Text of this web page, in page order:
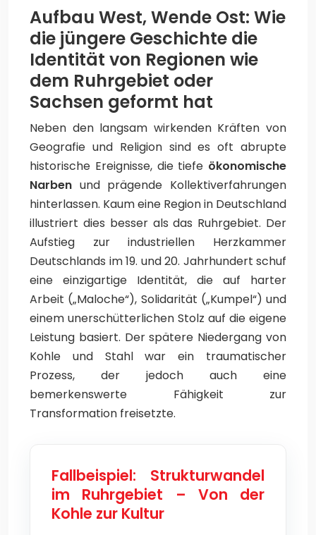
Aufbau West, Wende Ost: Wie
die jüngere Geschichte die
Identität von Regionen wie
dem Ruhrgebiet oder
Sachsen geformt hat
Neben den langsam wirkenden Kräften von
Geografie und Religion sind es oft abrupte
historische Ereignisse, die tiefe ökonomische
Narben und prägende Kollektiverfahrungen
hinterlassen. Kaum eine Region in Deutschland
illustriert dies besser als das Ruhrgebiet. Der
Aufstieg zur industriellen Herzkammer
Deutschlands im 19. und 20. Jahrhundert schuf
eine einzigartige Identität, die auf harter
Arbeit („Maloche“), Solidarität („Kumpel“) und
einem unerschütterlichen Stolz auf die eigene
Leistung basiert. Der spätere Niedergang von
Kohle und Stahl war ein traumatischer
Prozess, der jedoch auch eine
bemerkenswerte Fähigkeit zur
Transformation freisetzte.
Fallbeispiel: Strukturwandel
im Ruhrgebiet – Von der
Kohle zur Kultur